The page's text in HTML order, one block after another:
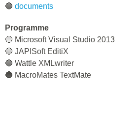
🔵 documents
Programme
🔵 Microsoft Visual Studio 2013
🔵 JAPISoft EditiX
🔵 Wattle XMLwriter
🔵 MacroMates TextMate